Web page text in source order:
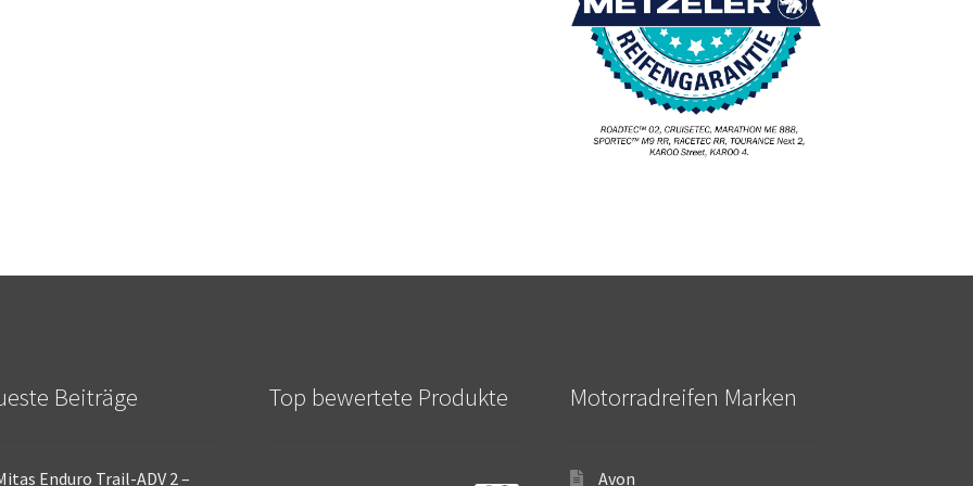
Beiträge
Enduro Trail-ADV 2 –
Top bewertete Produkte Motorradreifen Marken
Avon